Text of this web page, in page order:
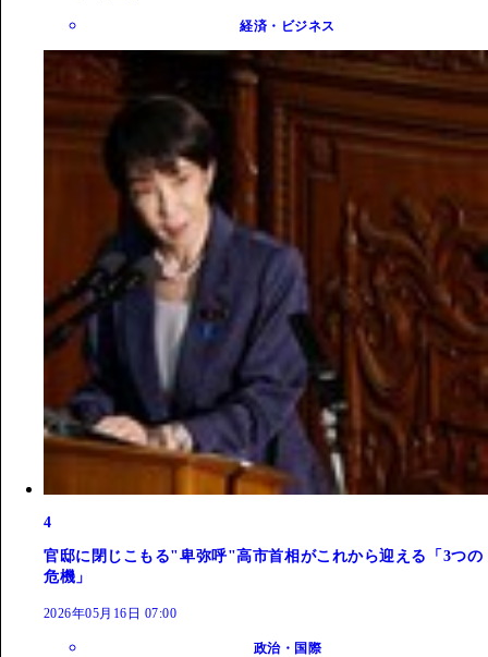
経済・ビジネス
4
官邸に閉じこもる"卑弥呼"高市首相がこれから迎える「3つの
危機」
2026年05月16日 07:00
政治・国際